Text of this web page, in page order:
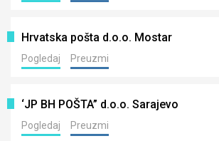
Hrvatska pošta d.o.o. Mostar
Pogledaj Preuzmi
‘JP BH POŠTA” d.o.o. Sarajevo
Pogledaj Preuzmi